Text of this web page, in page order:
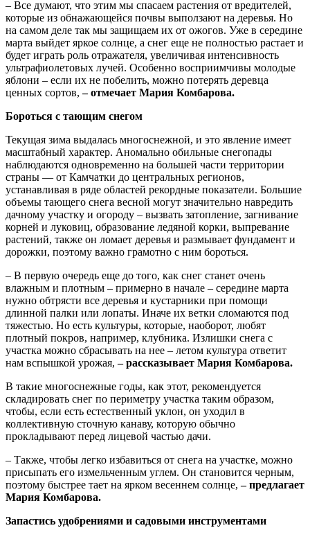
– Все думают, что этим мы спасаем растения от вредителей,
которые из обнажающейся почвы выползают на деревья. Но
на самом деле так мы защищаем их от ожогов. Уже в середине
марта выйдет яркое солнце, а снег еще не полностью растает и
будет играть роль отражателя, увеличивая интенсивность
ультрафиолетовых лучей. Особенно восприимчивы молодые
яблони – если их не побелить, можно потерять деревца
ценных сортов,– отмечает Мария Комбарова.
Бороться с тающим снегом
Текущая зима выдалась многоснежной, и это явление имеет
масштабный характер. Аномально обильные снегопады
наблюдаются одновременно на большей части территории
страны — от Камчатки до центральных регионов,
устанавливая в ряде областей рекордные показатели. Большие
объемы тающего снега весной могут значительно навредить
дачному участку и огороду – вызвать затопление, загнивание
корней и луковиц, образование ледяной корки, выпревание
растений, также он ломает деревья и размывает фундамент и
дорожки, поэтому важно грамотно с ним бороться.
– В первую очередь еще до того, как снег станет очень
влажным и плотным – примерно в начале – середине марта
нужно обтрясти все деревья и кустарники при помощи
длинной палки или лопаты. Иначе их ветки сломаются под
тяжестью. Но есть культуры, которые, наоборот, любят
плотный покров, например, клубника. Излишки снега с
участка можно сбрасывать на нее – летом культура ответит
нам вспышкой урожая,– рассказывает Мария Комбарова.
В такие многоснежные годы, как этот, рекомендуется
складировать снег по периметру участка таким образом,
чтобы, если есть естественный уклон, он уходил в
коллективную сточную канаву, которую обычно
прокладывают перед лицевой частью дачи.
– Также, чтобы легко избавиться от снега на участке, можно
присыпать его измельченным углем. Он становится черным,
поэтому быстрее тает на ярком весеннем солнце,– предлагает
Мария Комбарова.
Запастись удобрениями и садовыми инструментами